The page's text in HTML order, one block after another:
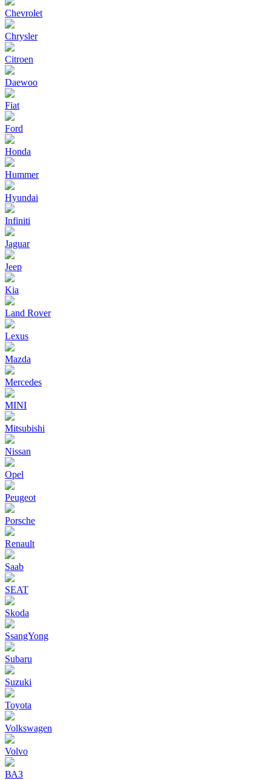
Chevrolet
Chrysler
Citroen
Daewoo
Fiat
Ford
Honda
Hummer
Hyundai
Infiniti
Jaguar
Jeep
Kia
Land Rover
Lexus
Mazda
Mercedes
MINI
Mitsubishi
Nissan
Opel
Peugeot
Porsche
Renault
Saab
SEAT
Skoda
SsangYong
Subaru
Suzuki
Toyota
Volkswagen
Volvo
ВАЗ